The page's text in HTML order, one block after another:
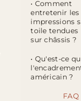
• Comment
entretenir les
impressions
toile tendues
sur châssis ?
• Qu'est-ce
américain ?
FAQ